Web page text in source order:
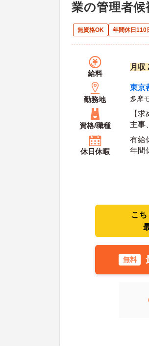
業の管理者候
無資格OK 年間休日110
給料
月収
勤務地
東京
多摩
資格/職種
【
主事
福祉
休日休暇
有給
年間
こち
無料